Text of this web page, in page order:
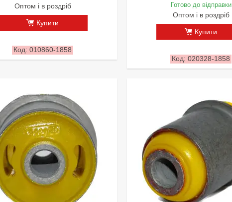
Оптом і в роздріб
Купити
010860-1858
Готово до відправки
Оптом і в роздріб
Купити
020328-1858